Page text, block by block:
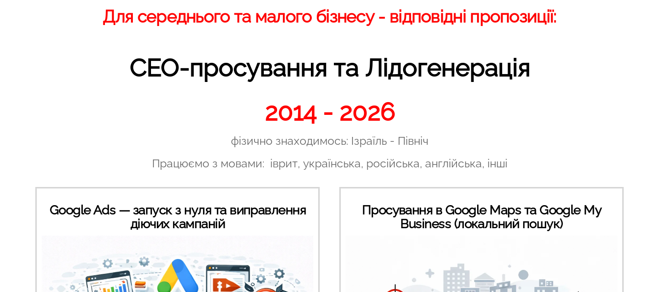
Для середнього та малого бізнесу - відповідні пропозиції:
СЕО-просування та Лідогенерація
2014 - 2026
фізично знаходимось: Ізраїль - Північ
Працюємо з мовами: іврит, українська, російська, англійська, інші
Google Ads — запуск з нуля та виправлення
діючих кампаній
Просування в Google Maps та Google My
Business (локальний пошук)